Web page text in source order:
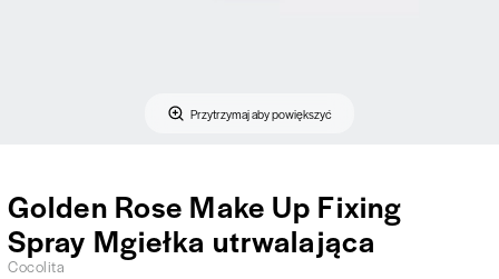
Przytrzymaj aby powiększyć
Golden Rose Make Up Fixing
Spray Mgiełka utrwalająca
Cocolita